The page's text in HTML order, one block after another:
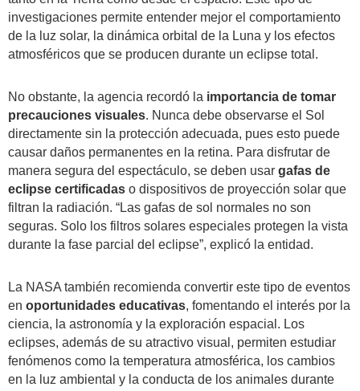
investigaciones permite entender mejor el comportamiento
de la luz solar, la dinámica orbital de la Luna y los efectos
atmosféricos que se producen durante un eclipse total.
No obstante, la agencia recordó la importancia de tomar
precauciones visuales. Nunca debe observarse el Sol
directamente sin la protección adecuada, pues esto puede
causar daños permanentes en la retina. Para disfrutar de
manera segura del espectáculo, se deben usar gafas de
eclipse certificadas o dispositivos de proyección solar que
filtran la radiación. “Las gafas de sol normales no son
seguras. Solo los filtros solares especiales protegen la vista
durante la fase parcial del eclipse”, explicó la entidad.
La NASA también recomienda convertir este tipo de eventos
en oportunidades educativas, fomentando el interés por la
ciencia, la astronomía y la exploración espacial. Los
eclipses, además de su atractivo visual, permiten estudiar
fenómenos como la temperatura atmosférica, los cambios
en la luz ambiental y la conducta de los animales durante